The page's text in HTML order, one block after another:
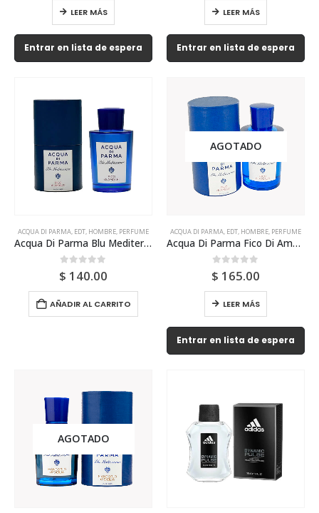
LEER MÁS
Entrar en lista de espera
LEER MÁS
Entrar en lista de espera
ACQUA DI PARMA, EDT, HOMBRE, PERFUME
Acqua Di Parma Blu Mediterraneo Fico Di Amalfi Edt 180ml Para Hombre
0 out of 5
$ 140.00
AÑADIR AL CARRITO
AGOTADO
ACQUA DI PARMA, EDT, HOMBRE, PERFUME
Acqua Di Parma Fico Di Amalfi 150ml Edt Para Hombr
0 out of 5
$ 165.00
LEER MÁS
Entrar en lista de espera
AGOTADO